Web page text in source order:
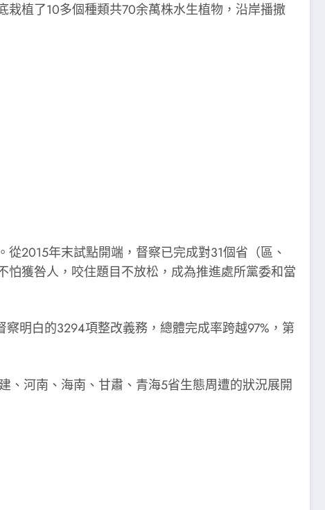
植了10多個種類共70余萬株水生植物，沿岸播撒
2015年末試點開端，督察已完成對31個省（區、
獲咎人，咬住題目不放松，成為推進處所黨委和當
明白的3294項整改義務，總體完成率跨越97%，第
、河南、海南、甘肅、青海5省生態周遭的狀況展開